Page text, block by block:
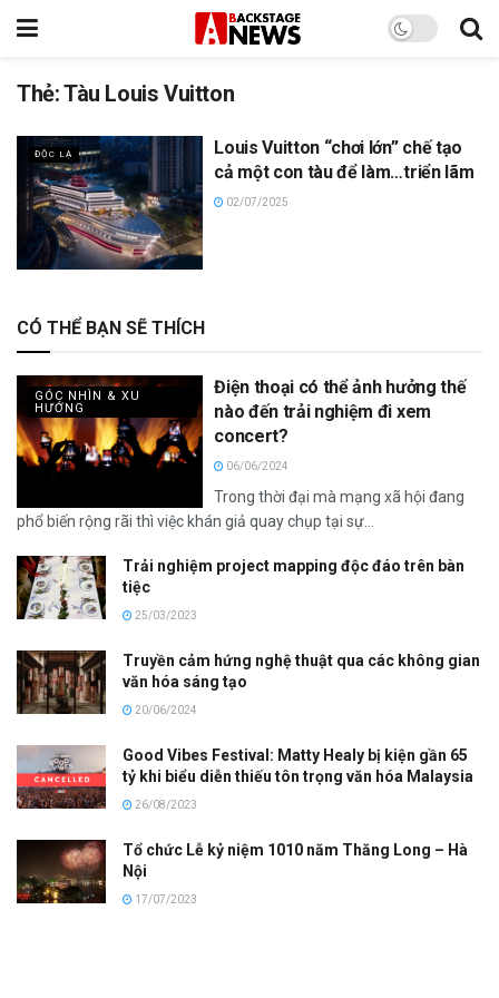
Thẻ:Tàu Louis Vuitton
ĐỘC LẠ
Louis Vuitton “chơi lớn” chế tạo
cả một con tàu để làm…triển lãm
02/07/2025
CÓ THỂ BẠN SẼ THÍCH
GÓC NHÌN & XU
HƯỚNG
Điện thoại có thể ảnh hưởng thế
nào đến trải nghiệm đi xem
concert?
06/06/2024
Trong thời đại mà mạng xã hội đang
phổ biến rộng rãi thì việc khán giả quay chụp tại sự...
Trải nghiệm project mapping độc đáo trên bàn
tiệc
25/03/2023
Truyền cảm hứng nghệ thuật qua các không gian
văn hóa sáng tạo
20/06/2024
Good Vibes Festival: Matty Healy bị kiện gần 65
tỷ khi biểu diễn thiếu tôn trọng văn hóa Malaysia
26/08/2023
Tổ chức Lễ kỷ niệm 1010 năm Thăng Long – Hà
Nội
17/07/2023